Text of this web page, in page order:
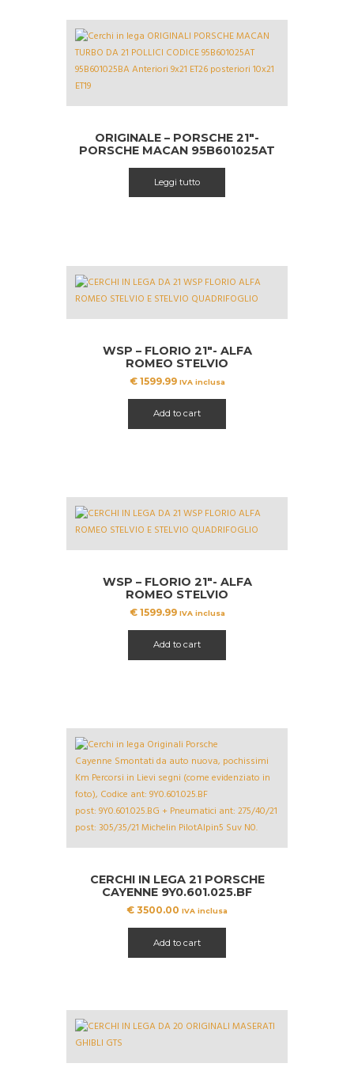
ORIGINALE – PORSCHE 21″-
PORSCHE MACAN 95B601025AT
Leggi tutto
WSP – FLORIO 21″- ALFA
ROMEO STELVIO
€1599.99 IVA inclusa
Add to cart
WSP – FLORIO 21″- ALFA
ROMEO STELVIO
QUADRIFOGLIO
€1599.99 IVA inclusa
Add to cart
CERCHI IN LEGA 21 PORSCHE
CAYENNE 9Y0.601.025.BF
9Y0.601.025.BG CON GOMME
€ 3500.00 IVA inclusa
Add to cart